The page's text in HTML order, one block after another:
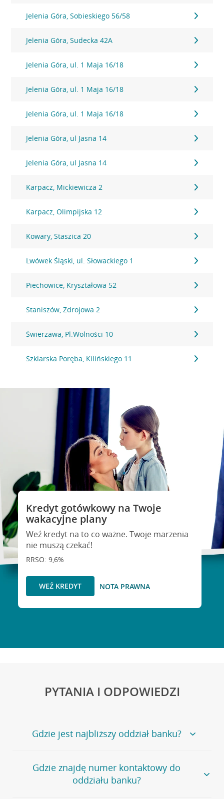
Jelenia Góra, Sobieskiego 56/58
Jelenia Góra, Sudecka 42A
Jelenia Góra, ul. 1 Maja 16/18
Jelenia Góra, ul. 1 Maja 16/18
Jelenia Góra, ul. 1 Maja 16/18
Jelenia Góra, ul Jasna 14
Jelenia Góra, ul Jasna 14
Karpacz, Mickiewicza 2
Karpacz, Olimpijska 12
Kowary, Staszica 20
Lwówek Śląski, ul. Słowackiego 1
Piechowice, Kryształowa 52
Staniszów, Zdrojowa 2
Świerzawa, Pl.Wolności 10
Szklarska Poręba, Kilińskiego 11
Kredyt gotówkowy na Twoje
wakacyjne plany
Weź kredyt na to co ważne. Twoje marzenia
nie muszą czekać!
RRSO: 9,6%
WEŹ KREDYT NOTA PRAWNA
PYTANIA I ODPOWIEDZI
Gdzie jest najbliższy oddział banku?
Jeśli szukasz oddziału naszego banku, zapraszamy na
stronęPlacówki i bankomaty, na której znajduje się
wygodna wyszukiwarka.
Gdzie znajdę numer kontaktowy do
oddziału banku?